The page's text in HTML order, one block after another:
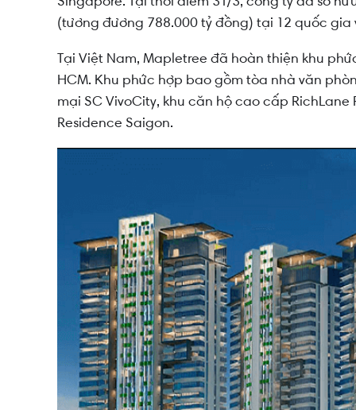
(tương đương 788.000 tỷ đồng) tại 12 quốc
Tại Việt Nam, Mapletree đã hoàn thiện khu
HCM. Khu phức hợp bao gồm tòa nhà văn
mại SC VivoCity, khu căn hộ cao cấp
Residence Saigon.